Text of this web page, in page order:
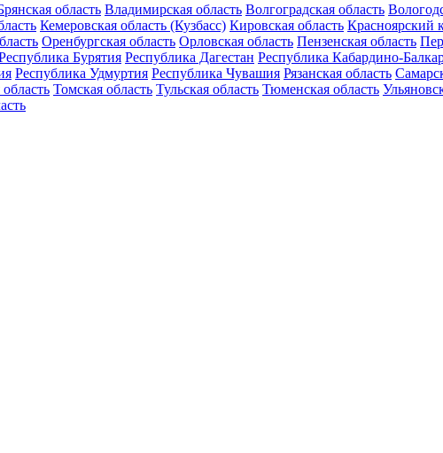
область Владимирская область Волгоградская область
Кемеровская область (Кузбасс) Кировская область Красноярский
Оренбургская область Орловская область Пензенская область
Бурятия Республика Дагестан Республика Кабардино-
Республика Удмуртия Республика Чувашия Рязанская область
Томская область Тульская область Тюменская область